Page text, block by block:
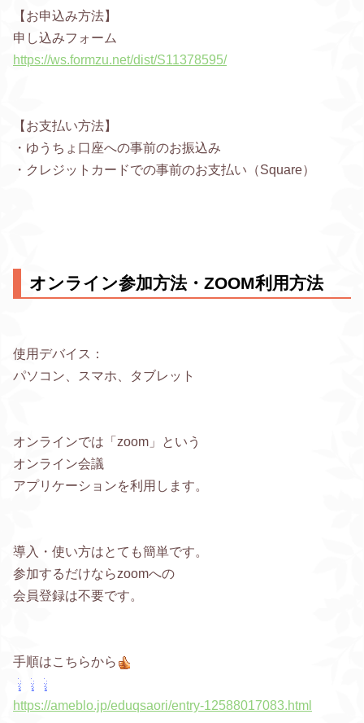
【お申込み方法】
申し込みフォーム
https://ws.formzu.net/dist/S11378595/
【お支払い方法】
・ゆうちょ口座への事前のお振込み
・クレジットカードでの事前のお支払い（Square）
オンライン参加方法・ZOOM利用方法
使用デバイス：
パソコン、スマホ、タブレット
オンラインでは「zoom」という
オンライン会議
アプリケーションを利用します。
導入・使い方はとても簡単です。
参加するだけならzoomへの
会員登録は不要です。
手順はこちらから
https://ameblo.jp/eduqsaori/entry-12588017083.html